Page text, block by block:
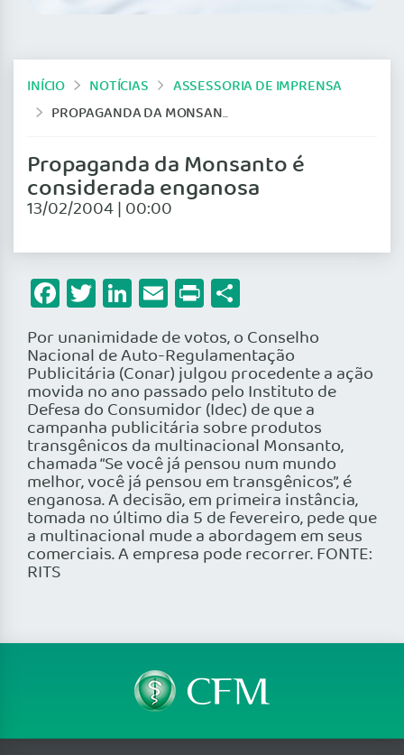
INÍCIO NOTÍCIAS
ASSESSORIA DE IMPRENSA
PROPAGANDA DA MONSANTO É CONSIDERADA ENGANOSA
Propaganda da Monsanto é
considerada enganosa
13/02/2004 | 00:00
Facebook
Twitter
LinkedIn
Email
Print
Por unanimidade de votos, o Conselho
Nacional de Auto-Regulamentação
Publicitária (Conar) julgou procedente a ação
movida no ano passado pelo Instituto de
Defesa do Consumidor (Idec) de que a
campanha publicitária sobre produtos
transgênicos da multinacional Monsanto,
chamada “Se você já pensou num mundo
melhor, você já pensou em transgênicos”, é
enganosa. A decisão, em primeira instância,
tomada no último dia 5 de fevereiro, pede que
a multinacional mude a abordagem em seus
comerciais. A empresa pode recorrer. FONTE:
RITS